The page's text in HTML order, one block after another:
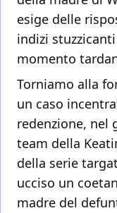
esige delle
indizi
momento
Torniamo alla
un caso
redenzione, nel
team della
della serie
ucciso un
madre del